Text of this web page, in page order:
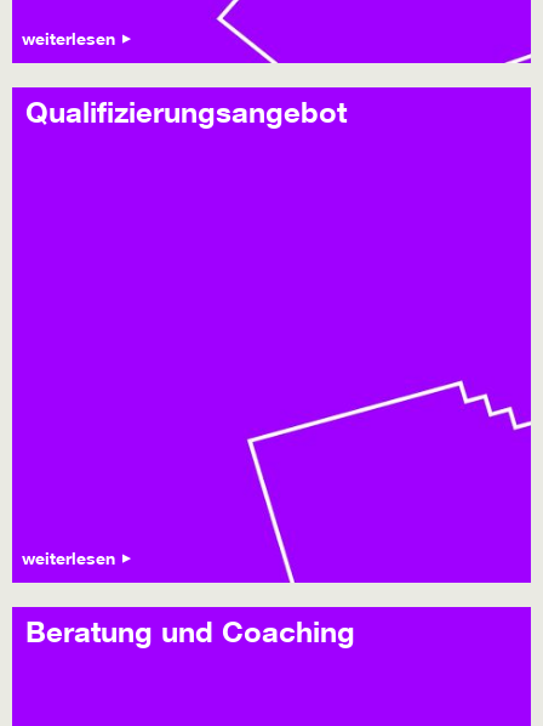
weiterlesen
Qualifizierungsangebot
weiterlesen
Beratung und Coaching